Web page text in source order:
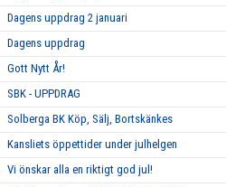
Dagens uppdrag 2 januari
Dagens uppdrag
Gott Nytt År!
SBK - UPPDRAG
Solberga BK Köp, Sälj, Bortskänkes
Kansliets öppettider under julhelgen
Vi önskar alla en riktigt god jul!